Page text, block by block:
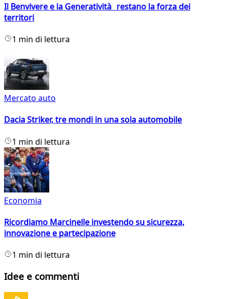
Il Benvivere e la Generatività restano la forza dei
territori
1 min di lettura
Mercato auto
Dacia Striker, tre mondi in una sola automobile
1 min di lettura
Economia
Ricordiamo Marcinelle investendo su sicurezza,
innovazione e partecipazione
1 min di lettura
Idee e commenti